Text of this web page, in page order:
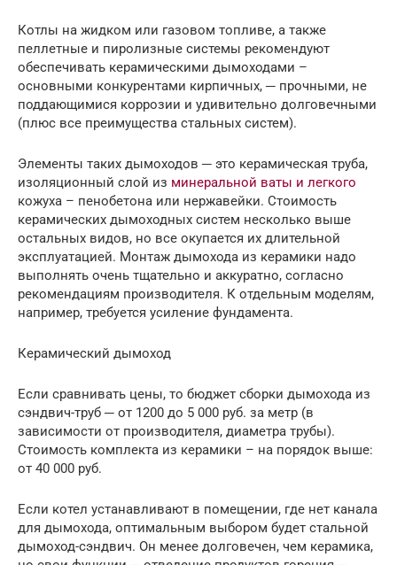
Котлы на жидком или газовом топливе, а также
пеллетные и пиролизные системы рекомендуют
обеспечивать керамическими дымоходами –
основными конкурентами кирпичных, ─ прочными, не
поддающимися коррозии и удивительно долговечными
(плюс все преимущества стальных систем).
Элементы таких дымоходов ─ это керамическая труба,
изоляционный слой из минеральной ваты и легкого
кожуха – пенобетона или нержавейки. Стоимость
керамических дымоходных систем несколько выше
остальных видов, но все окупается их длительной
эксплуатацией. Монтаж дымохода из керамики надо
выполнять очень тщательно и аккуратно, согласно
рекомендациям производителя. К отдельным моделям,
например, требуется усиление фундамента.
Керамический дымоход
Если сравнивать цены, то бюджет сборки дымохода из
сэндвич-труб ─ от 1200 до 5 000 руб. за метр (в
зависимости от производителя, диаметра трубы).
Стоимость комплекта из керамики – на порядок выше:
от 40 000 руб.
Если котел устанавливают в помещении, где нет канала
для дымохода, оптимальным выбором будет стальной
дымоход-сэндвич. Он менее долговечен, чем керамика,